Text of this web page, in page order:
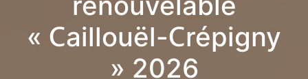
« Caillouël-Crépigny
» 2026